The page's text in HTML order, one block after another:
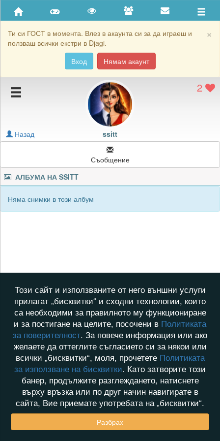
×
Ти си ГОСТ в момента. Влез в акаунта си за да играеш и
ползваш всички екстри в Djagi.
Вход
Нямам акаунт
Приятели
Хронология на игри
Подаръците на ssitt
Блокирай ssitt
2
ssitt
Назад
Съобщение
АЛБУМА НА SSITT
Няма снимки в този албум
Този сайт и използваните от него външни услуги
прилагат „бисквитки“ и сходни технологии, които
са необходими за правилното му функциониране
и за постигане на целите, посочени в Политиката
за поверителност. За повече информация или ако
желаете да оттеглите съгласието си за някои или
всички „бисквитки“, моля, прочетете Политиката
за използване на бисквитки. Като затворите този
банер, продължите разглеждането, натиснете
върху връзка или по друг начин навигирате в
сайта, Вие приемате употребата на „бисквитки“.
Разбрах